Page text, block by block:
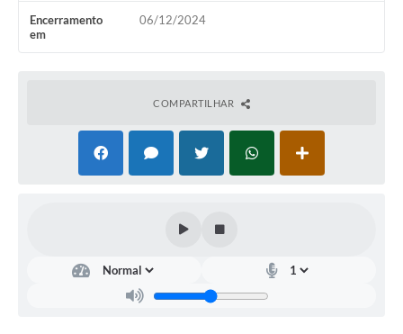
Encerramento
em
06/12/2024
COMPARTILHAR